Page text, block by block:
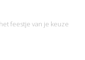
feestje van je keuze